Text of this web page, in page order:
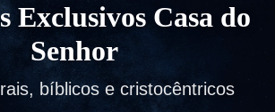
Exclusivos Casa do
Senhor
bíblicos e cristocêntricos